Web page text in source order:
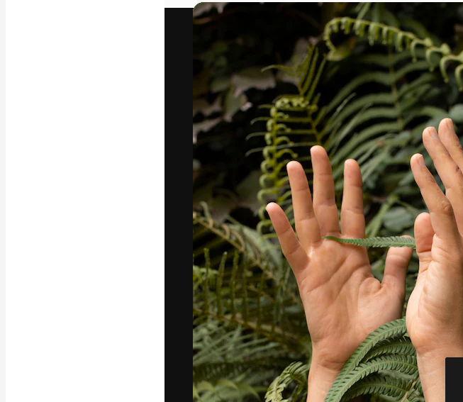
Videor
Filmmaterial
Videomallar
3D-modeller
Teckensnitt
Den kreativa plattformen för att förverkliga
ditt bästa arbete. Mer än 1 miljon
prenumeranter bland kreatörer, företag,
byråer och studior.
Svenska
AI-
AI-
AI-
API
Copyright © 2010-2026 Freepik Company S.L.U. Alla